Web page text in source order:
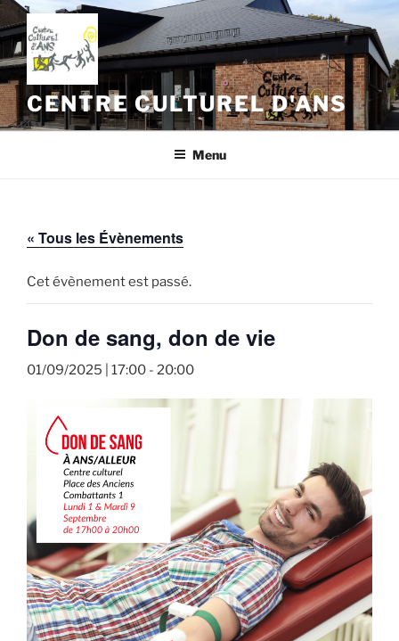
Aller
au
contenu
principal
CENTRE CULTUREL D'ANS
Menu
« Tous les Évènements
Cet évènement est passé.
Don de sang, don de vie
01/09/2025 | 17:00 - 20:00